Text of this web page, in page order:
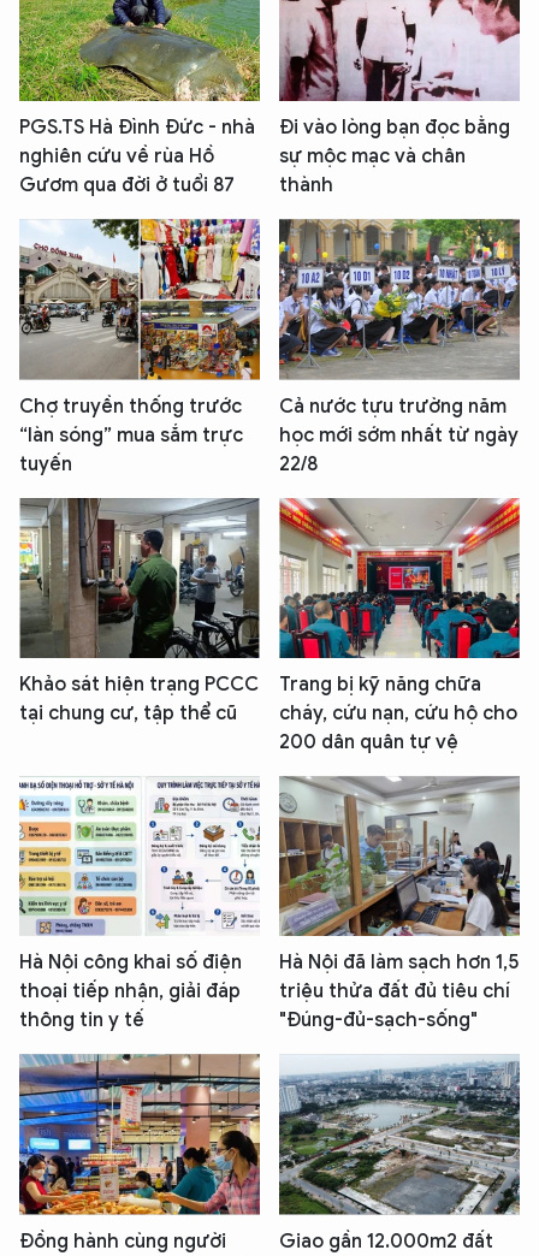
PGS.TS Hà Đình Đức - nhà
nghiên cứu về rùa Hồ
Gươm qua đời ở tuổi 87
Đi vào lòng bạn đọc bằng
sự mộc mạc và chân
thành
Chợ truyền thống trước
“làn sóng” mua sắm trực
tuyến
Cả nước tựu trường năm
học mới sớm nhất từ ngày
22/8
Khảo sát hiện trạng PCCC
tại chung cư, tập thể cũ
Trang bị kỹ năng chữa
cháy, cứu nạn, cứu hộ cho
200 dân quân tự vệ
Hà Nội công khai số điện
thoại tiếp nhận, giải đáp
thông tin y tế
Hà Nội đã làm sạch hơn 1,5
triệu thửa đất đủ tiêu chí
"Đúng-đủ-sạch-sống"
Đồng hành cùng người
Giao gần 12.000m2 đất